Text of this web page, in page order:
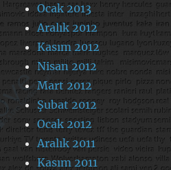
Ocak 2013
Aralık 2012
Kasım 2012
Nisan 2012
Mart 2012
Şubat 2012
Ocak 2012
Aralık 2011
Kasım 2011